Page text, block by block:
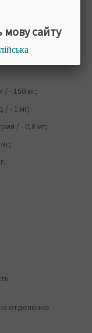
одну
один раз
/ - 150 мг;
/ - 1 мг;
/ - 0,8 мг;
отделение
сайту